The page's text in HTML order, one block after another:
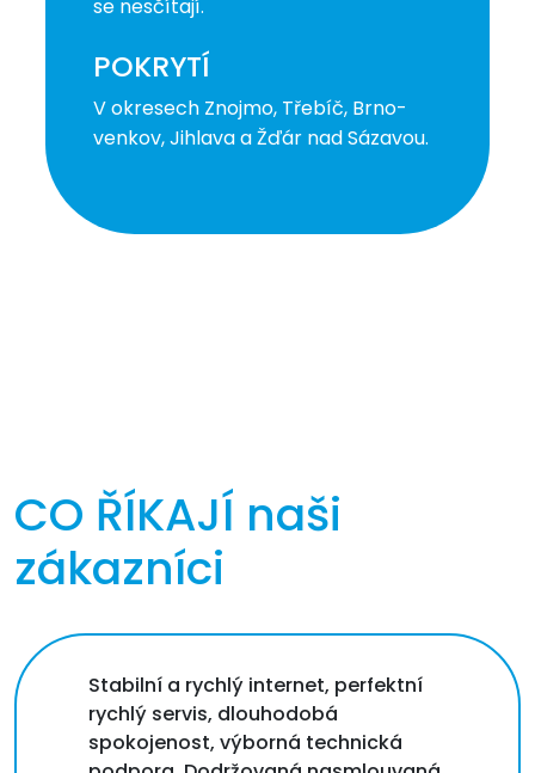
se nesčítají.
POKRYTÍ
V okresech Znojmo, Třebíč, Brno-
venkov, Jihlava a Žďár nad Sázavou.
CO ŘÍKAJÍ naši
zákazníci
Stabilní a rychlý internet, perfektní
rychlý servis, dlouhodobá
spokojenost, výborná technická